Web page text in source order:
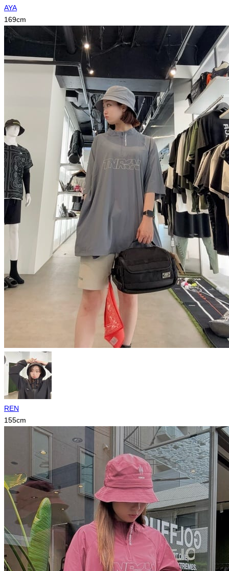
AYA
169cm
REN
155cm